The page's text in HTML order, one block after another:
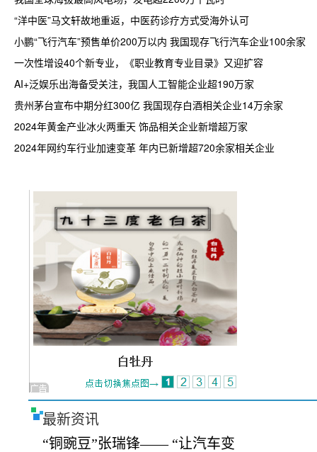
“洋中医”马文轩故地重返，中医药诊疗方式受海外认可
小鹏“飞行汽车”预售单价200万以内 我国现存飞行汽车企业100余家
一次性增设40个新专业，《职业教育专业目录》又迎扩容
AI+泛娱乐出海备受关注，我国人工智能企业超190万家
贵州茅台宣布中期分红300亿 我国现存白酒相关企业14万余家
2024年黄金产业冰火两重天 饰品相关企业新增超万家
2024年网约车行业加速变革 年内已新增超720余家相关企业
最新资讯
“铜豌豆”张瑞锋—— “让汽车变